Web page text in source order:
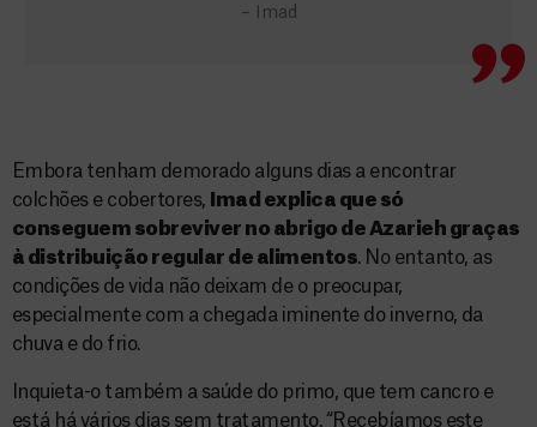
– Imad
Embora tenham demorado alguns dias a encontrar
colchões e cobertores,
Imad explica que só
conseguem sobreviver no abrigo de Azarieh graças
à distribuição regular de alimentos. No entanto, as
condições de vida não deixam de o preocupar,
especialmente com a chegada iminente do inverno, da
chuva e do frio.
Inquieta-o também a saúde do primo, que tem cancro e
está há vários dias sem tratamento. “Recebíamos este